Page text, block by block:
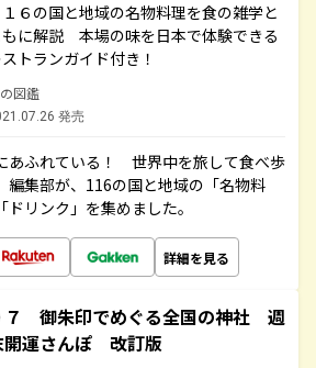
１６の国と地域の名物料理を食の雑学と
もに解説 本場の味を日本で体験できる
ストランガイド付き！
図鑑
発売
あふれている！ 世界中を旅して食べ歩
編集部が、116の国と地域の「名物料
リンク」を集めました。
詳細を見る
７ 御朱印でめぐる全国の神社 週
開運さんぽ 改訂版